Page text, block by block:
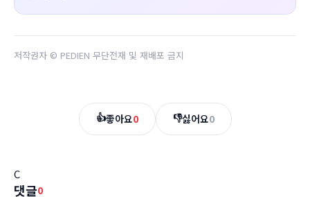
저작권자 © PEDIEN 무단전재 및 재배포 금지
👍좋아요0 👎싫어요0
C
댓글0